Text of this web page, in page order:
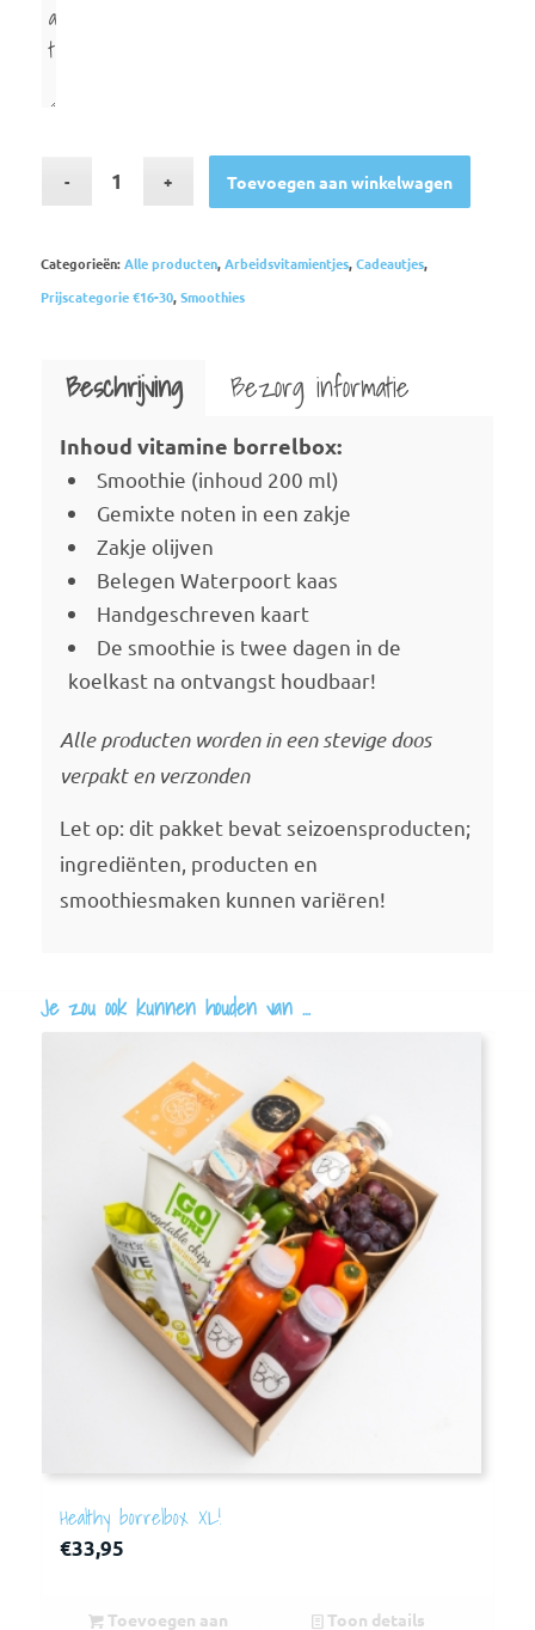
Toevoegen aan winkelwagen
Categorieën:Alle producten,Arbeidsvitamientjes,Cadeautjes,
Prijscategorie €16-30,Smoothies
Beschrijving Bezorg informatie
Inhoud vitamine borrelbox:
Smoothie (inhoud 200 ml)
Gemixte noten in een zakje
Zakje olijven
Belegen Waterpoort kaas
Handgeschreven kaart
De smoothie is twee dagen in de
koelkast na ontvangst houdbaar!
Alle producten worden in een stevige doos
verpakt en verzonden
Let op: dit pakket bevat seizoensproducten;
ingrediënten, producten en
smoothiesmaken kunnen variëren!
Je zou ook kunnen houden van …
Healthy borrelbox XL!
€33,95
Toevoegen aan
Toon details